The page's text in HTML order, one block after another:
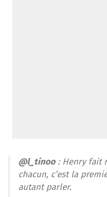
@l_tinoo: Henry fait
chacun, c’est la
autant parler.